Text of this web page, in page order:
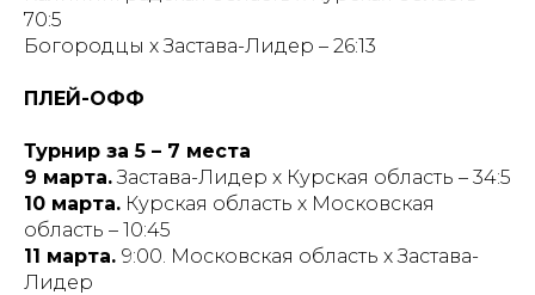
70:5
Богородцы х Застава-Лидер – 26:13
ПЛЕЙ-ОФФ
Турнир за 5 – 7 места
9 марта.Застава-Лидер х Курская область – 34:5
10 марта. Курская область х Московская
область – 10:45
11 марта. 9:00. Московская область х Застава-
Лидер